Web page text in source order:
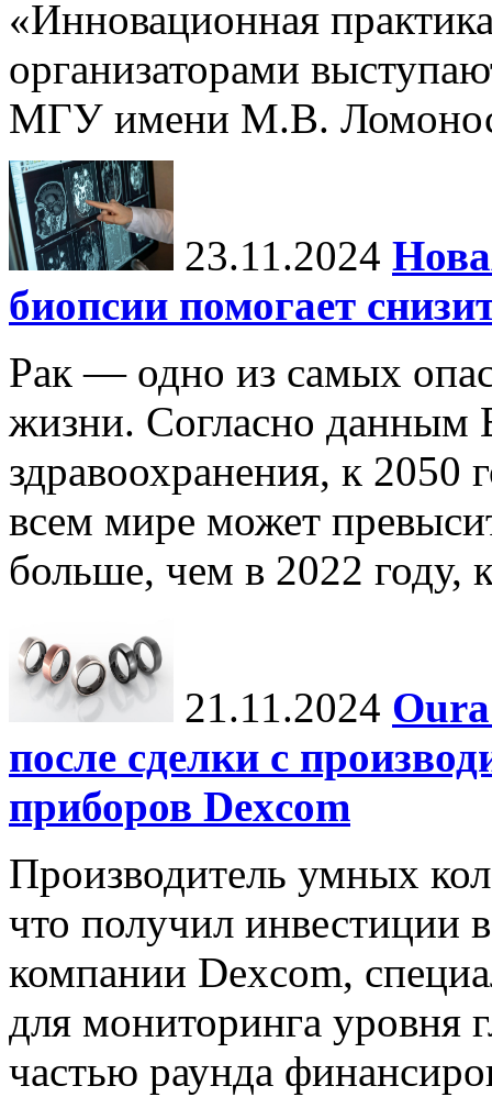
«Инновационная
организаторами
МГУ имени М.В.
23.11.2024
биопсии помогает
Рак — одно из самых
жизни. Согласно данным
здравоохранения, к 2050
всем мире может
больше, чем в 2022 году,
21.11.2024
после сделки с
приборов Dexcom
Производитель умных
что получил инвестиции
компании Dexcom,
для мониторинга уровня
частью раунда